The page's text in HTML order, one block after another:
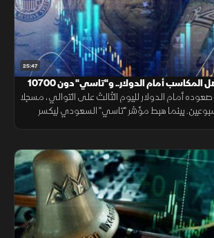
25:47
الجنيه المصري يواصل المكاسب أمام الدولار.. و"تاسي" دون 10700
أمام الدولار لليوم الثالث على التوالي، مسجلا
بينما هبط مؤشر "تاسي" السعودي ليكسر